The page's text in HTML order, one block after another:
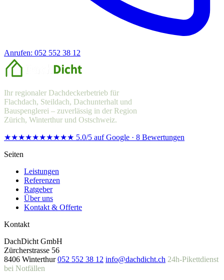
Anrufen: 052 552 38 12
Ihr regionaler Dachdeckerbetrieb für
Flachdach, Steildach, Dachunterhalt und
Bauspenglerei – zuverlässig in der Region
Zürich, Winterthur und Ostschweiz.
★★★★★★★★★★ 5.0/5 auf Google · 8 Bewertungen
Seiten
Leistungen
Referenzen
Ratgeber
Über uns
Kontakt & Offerte
Kontakt
DachDicht GmbH
Zürcherstrasse 56
8406 Winterthur 052 552 38 12 info@dachdicht.ch 24h-Pikettdienst
bei Notfällen